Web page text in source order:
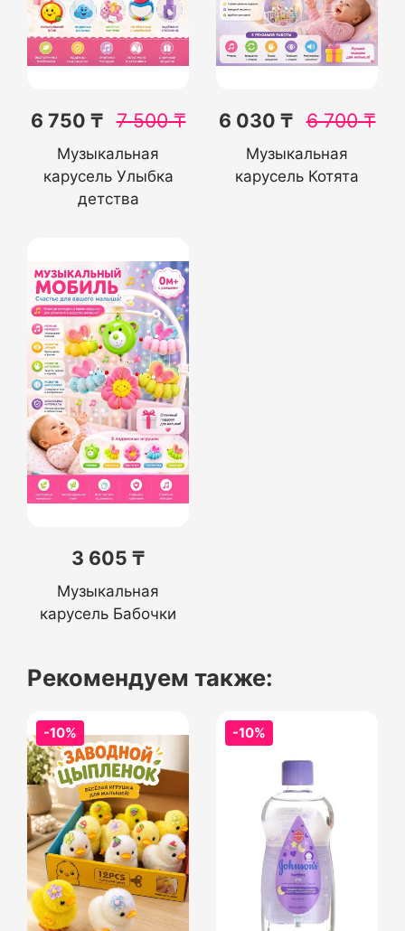
6 750 ₸ 7 500₸
Музыкальная
карусель Улыбка
детства
6 030 ₸ 6 700₸
Музыкальная
карусель Котята
3 605 ₸
Музыкальная
карусель Бабочки
Рекомендуем также:
-10% -10%